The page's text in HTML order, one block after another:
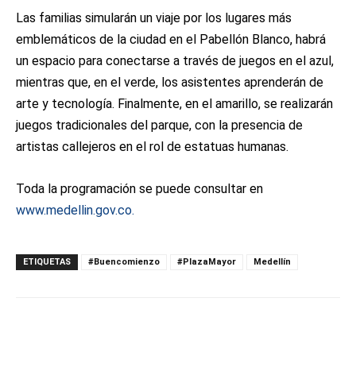
Las familias simularán un viaje por los lugares más
emblemáticos de la ciudad en el Pabellón Blanco, habrá
un espacio para conectarse a través de juegos en el azul,
mientras que, en el verde, los asistentes aprenderán de
arte y tecnología. Finalmente, en el amarillo, se realizarán
juegos tradicionales del parque, con la presencia de
artistas callejeros en el rol de estatuas humanas.
Toda la programación se puede consultar en
www.medellin.gov.co.
ETIQUETAS #Buencomienzo #PlazaMayor Medellín